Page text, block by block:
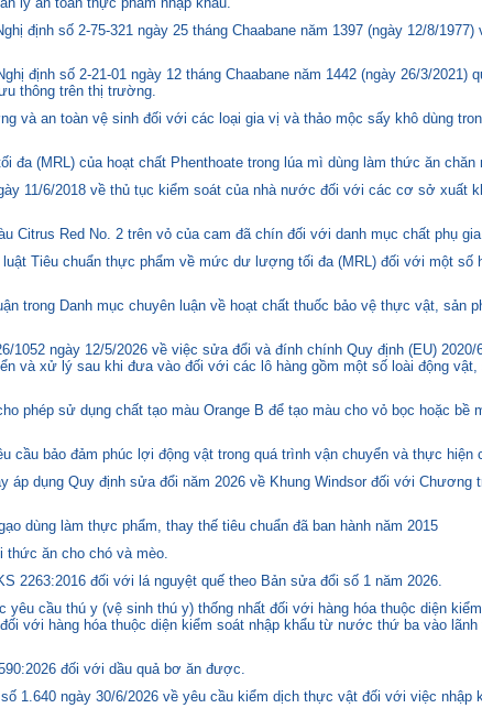
định số 2-75-321 ngày 25 tháng Chaabane năm 1397 (ngày 12/8/
định số 2-21-01 ngày 12 tháng Chaabane năm 1442 (ngày 26/3/2021)
thông trên thị trường.
và an toàn vệ sinh đối với các loại gia vị và thảo mộc sấy khô dùng
(MRL) của hoạt chất Phenthoate trong lúa mì dùng làm thức ăn chăn
11/6/2018 về thủ tục kiểm soát của nhà nước đối với các cơ sở xuất
Citrus Red No. 2 trên vỏ của cam đã chín đối với danh mục chất phụ
Tiêu chuẩn thực phẩm về mức dư lượng tối đa (MRL) đối với một số
trong Danh mục chuyên luận về hoạt chất thuốc bảo vệ thực vật, sản
1052 ngày 12/5/2026 về việc sửa đổi và đính chính Quy định (EU) 2020/
và xử lý sau khi đưa vào đối với các lô hàng gồm một số loài động vật,
phép sử dụng chất tạo màu Orange B để tạo màu cho vỏ bọc hoặc bề
cầu bảo đảm phúc lợi động vật trong quá trình vận chuyển và thực hiện
dụng Quy định sửa đổi năm 2026 về Khung Windsor đối với Chương
dùng làm thực phẩm, thay thế tiêu chuẩn đã ban hành năm 2015
thức ăn cho chó và mèo.
2263:2016 đối với lá nguyệt quế theo Bản sửa đổi số 1 năm 2026.
cầu thú y (vệ sinh thú y) thống nhất đối với hàng hóa thuộc diện
với hàng hóa thuộc diện kiểm soát nhập khẩu từ nước thứ ba vào lãnh
đối với dầu quả bơ ăn được.
1.640 ngày 30/6/2026 về yêu cầu kiểm dịch thực vật đối với việc nhập